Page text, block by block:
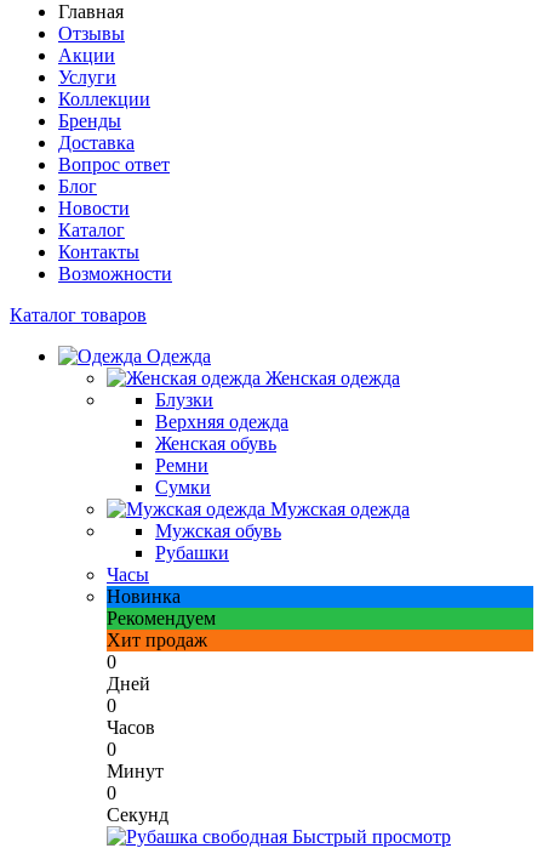
Главная
Отзывы
Акции
Услуги
Коллекции
Бренды
Доставка
Вопрос ответ
Блог
Новости
Каталог
Контакты
Возможности
Каталог товаров
Одежда
Женская одежда
Блузки
Верхняя одежда
Женская обувь
Ремни
Сумки
Мужская одежда
Мужская обувь
Рубашки
Часы
Новинка
Рекомендуем
Хит продаж
0
Дней
0
Часов
0
Минут
0
Секунд
Быстрый просмотр